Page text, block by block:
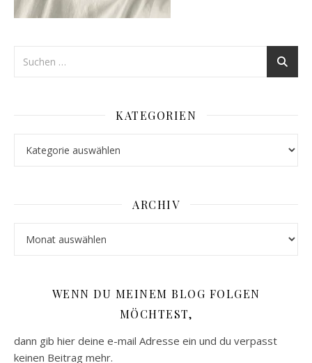
KATEGORIEN
ARCHIV
WENN DU MEINEM BLOG FOLGEN
MÖCHTEST,
dann gib hier deine e-mail Adresse ein und du verpasst
keinen Beitrag mehr.